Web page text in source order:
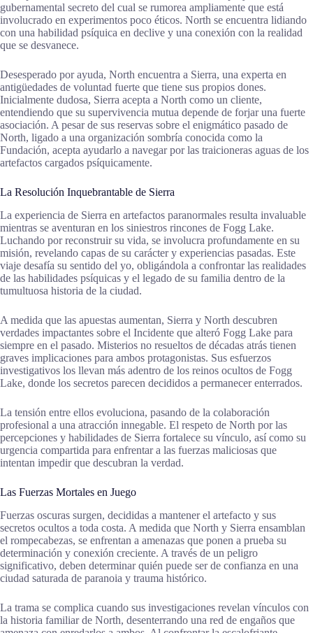
gubernamental secreto del cual se rumorea ampliamente que está
involucrado en experimentos poco éticos. North se encuentra lidiando
con una habilidad psíquica en declive y una conexión con la realidad
que se desvanece.
Desesperado por ayuda, North encuentra a Sierra, una experta en
antigüedades de voluntad fuerte que tiene sus propios dones.
Inicialmente dudosa, Sierra acepta a North como un cliente,
entendiendo que su supervivencia mutua depende de forjar una fuerte
asociación. A pesar de sus reservas sobre el enigmático pasado de
North, ligado a una organización sombría conocida como la
Fundación, acepta ayudarlo a navegar por las traicioneras aguas de los
artefactos cargados psíquicamente.
La Resolución Inquebrantable de Sierra
La experiencia de Sierra en artefactos paranormales resulta invaluable
mientras se aventuran en los siniestros rincones de Fogg Lake.
Luchando por reconstruir su vida, se involucra profundamente en su
misión, revelando capas de su carácter y experiencias pasadas. Este
viaje desafía su sentido del yo, obligándola a confrontar las realidades
de las habilidades psíquicas y el legado de su familia dentro de la
tumultuosa historia de la ciudad.
A medida que las apuestas aumentan, Sierra y North descubren
verdades impactantes sobre el Incidente que alteró Fogg Lake para
siempre en el pasado. Misterios no resueltos de décadas atrás tienen
graves implicaciones para ambos protagonistas. Sus esfuerzos
investigativos los llevan más adentro de los reinos ocultos de Fogg
Lake, donde los secretos parecen decididos a permanecer enterrados.
La tensión entre ellos evoluciona, pasando de la colaboración
profesional a una atracción innegable. El respeto de North por las
percepciones y habilidades de Sierra fortalece su vínculo, así como su
urgencia compartida para enfrentar a las fuerzas maliciosas que
intentan impedir que descubran la verdad.
Las Fuerzas Mortales en Juego
Fuerzas oscuras surgen, decididas a mantener el artefacto y sus
secretos ocultos a toda costa. A medida que North y Sierra ensamblan
el rompecabezas, se enfrentan a amenazas que ponen a prueba su
determinación y conexión creciente. A través de un peligro
significativo, deben determinar quién puede ser de confianza en una
ciudad saturada de paranoia y trauma histórico.
La trama se complica cuando sus investigaciones revelan vínculos con
la historia familiar de North, desenterrando una red de engaños que